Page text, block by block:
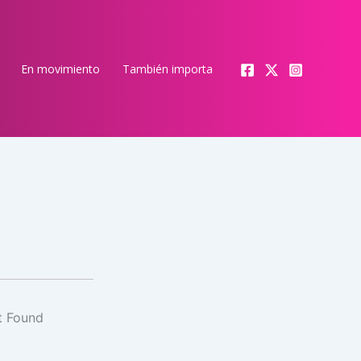
En movimiento También importa